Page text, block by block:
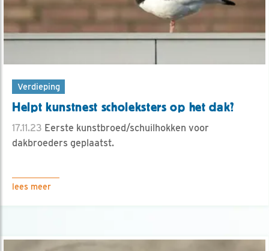
Verdieping
Helpt kunstnest scholeksters op het dak?
17.11.23 Eerste kunstbroed/schuilhokken voor
dakbroeders geplaatst.
lees meer